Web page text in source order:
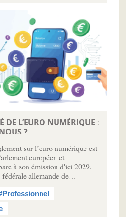
DE L’EURO NUMÉRIQUE :
?
sur l’euro numérique est
européen et
à son émission d'ici 2029.
allemande de…